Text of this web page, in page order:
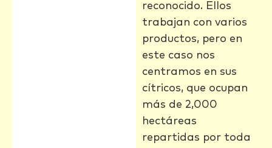
reconocido. Ellos
trabajan con varios
productos, pero en
este caso nos
centramos en sus
cítricos, que ocupan
más de 2,000
hectáreas
repartidas por toda